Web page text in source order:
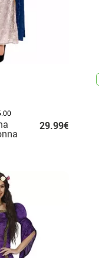
29.99€